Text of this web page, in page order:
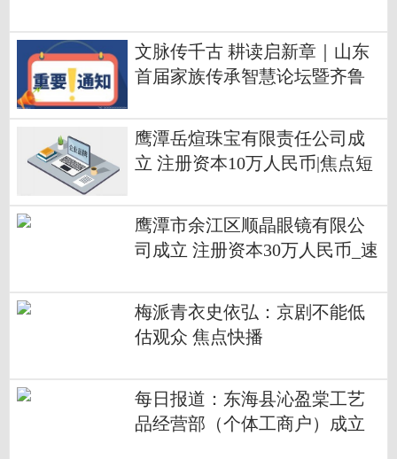
文脉传千古 耕读启新章｜山东
首届家族传承智慧论坛暨齐鲁
讯
鹰潭岳煊珠宝有限责任公司成
立 注册资本10万人民币|焦点短
鹰潭市余江区顺晶眼镜有限公
司成立 注册资本30万人民币_速
梅派青衣史依弘：京剧不能低
估观众 焦点快播
每日报道：东海县沁盈棠工艺
品经营部（个体工商户）成立